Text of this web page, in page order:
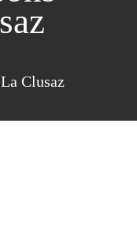
Clusaz